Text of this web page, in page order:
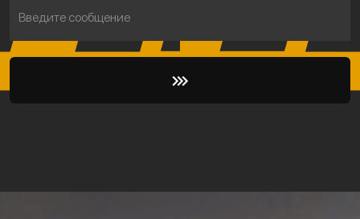
Введите сообщение